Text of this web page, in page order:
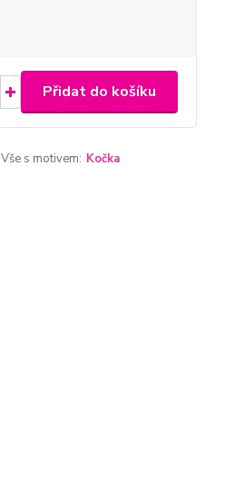
Přidat do košíku
Vše s motivem: Kočka